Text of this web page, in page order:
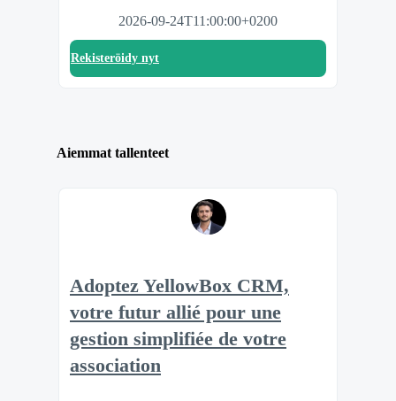
2026-09-24T11:00:00+0200
Rekisteröidy nyt
Aiemmat tallenteet
Adoptez YellowBox CRM,
votre futur allié pour une
gestion simplifiée de votre
association